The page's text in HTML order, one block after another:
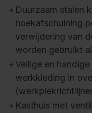
+ Duurzaam stalen
hoekafschuining
verwijdering van
worden gebruikt
+ Veilige en
werkkleding in
+ Kasthuis met